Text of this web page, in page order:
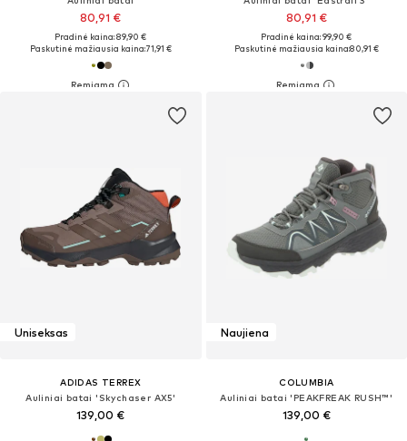
80,91 €
Pradinė kaina: 89,90 €
Paskutinė mažiausia kaina:71,91 €
80,91 €
Pradinė kaina: 99,90 €
Paskutinė mažiausia kaina:80,91 €
Uniseksas
ADIDAS TERREX
Auliniai batai 'Skychaser AX5'
139,00 €
Naujiena
COLUMBIA
Auliniai batai 'PEAKFREAK RUSH™'
139,00 €